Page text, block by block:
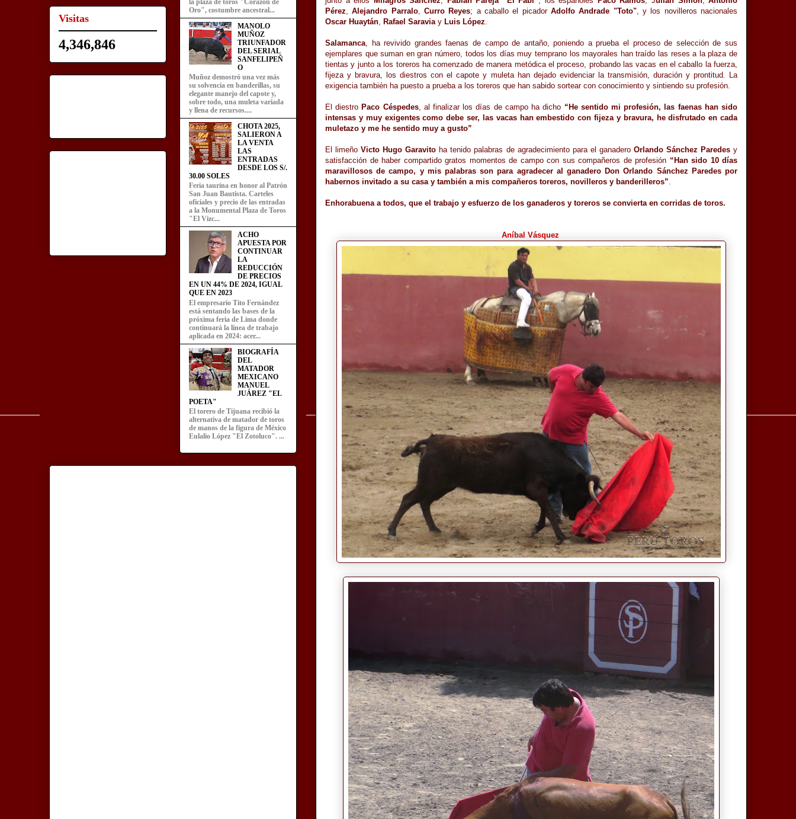
Pérez,Alejandro Parralo,Curro Reyes; a caballo el picadorAdolfo Andrade "Toto", y los novilleros nacionales
Oscar Huaytán, Rafael Saraviay Luis López.
Salamanca, ha revivido grandes faenas de campo de antaño, poniendo a prueba el proceso de selección de sus
ejemplares que suman en gran número, todos los días muy temprano los mayorales han traído las reses a la plaza de
tientas y junto a los toreros ha comenzado de manera metódica el proceso, probando las vacas en el caballo la fuerza,
fijeza y bravura, los diestros con el capote y muleta han dejado evidenciar la transmisión, duración y prontitud. La
exigencia también ha puesto a prueba a los toreros que han sabido sortear con conocimiento y sintiendo su profesión.
El diestro Paco Céspedes, al finalizar los días de campo ha dicho “He sentido mi profesión, las faenas han sido
intensas y muy exigentes como debe ser, las vacas han embestido con fijeza y bravura, he disfrutado en cada
muletazo y me he sentido muy a gusto”
El limeñoVicto Hugo Garavito ha tenido palabras de agradecimiento para el ganadero Orlando Sánchez Paredesy
satisfacción de haber compartido gratos momentos de campo con sus compañeros de profesión “Han sido 10 días
maravillosos de campo, y mis palabras son para agradecer al ganadero Don Orlando Sánchez Paredes por
habernos invitado a su casa y también a mis compañeros toreros, novilleros y banderilleros”.
Enhorabuena a todos, que el trabajo y esfuerzo de los ganaderos y toreros se convierta en corridas de toros.
Aníbal Vásquez
Visitas
4,346,846
Oro", costumbre ancestral...
MANOLO
MUÑOZ
TRIUNFADOR
DEL SERIAL
SANFELIPEÑ
O
Muñoz demostró una vez más
su solvencia en banderillas, su
elegante manejo del capote y,
sobre todo, una muleta variada
y llena de recursos....
CHOTA 2025,
SALIERON A
LA VENTA
LAS
ENTRADAS
DESDE LOS S/.
30.00 SOLES
Feria taurina en honor al Patrón
San Juan Bautista. Carteles
oficiales y precio de las entradas
a la Monumental Plaza de Toros
"El Vizc...
ACHO
APUESTA POR
CONTINUAR
LA
REDUCCIÓN
DE PRECIOS
EN UN 44% DE 2024, IGUAL
QUE EN 2023
El empresario Tito Fernández
está sentando las bases de la
próxima feria de Lima donde
continuará la línea de trabajo
aplicada en 2024: acer...
BIOGRAFÍA
DEL
MATADOR
MEXICANO
MANUEL
JUÁREZ "EL
POETA"
El torero de Tijuana recibió la
alternativa de matador de toros
de manos de la figura de México
Eulalio López "El Zotoluco". ...